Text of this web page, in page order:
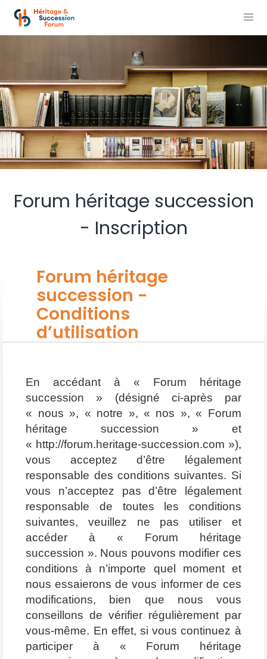
Forum héritage succession
- Inscription
Forum héritage
succession -
Conditions
d’utilisation
En accédant à « Forum héritage
succession » (désigné ci-après par
« nous », « notre », « nos », « Forum
héritage succession » et
« http://forum.heritage-succession.com »),
vous acceptez d’être légalement
responsable des conditions suivantes. Si
vous n’acceptez pas d’être légalement
responsable de toutes les conditions
suivantes, veuillez ne pas utiliser et
accéder à « Forum héritage
succession ». Nous pouvons modifier ces
conditions à n’importe quel moment et
nous essaierons de vous informer de ces
modifications, bien que nous vous
conseillons de vérifier régulièrement par
vous-même. En effet, si vous continuez à
participer à « Forum héritage